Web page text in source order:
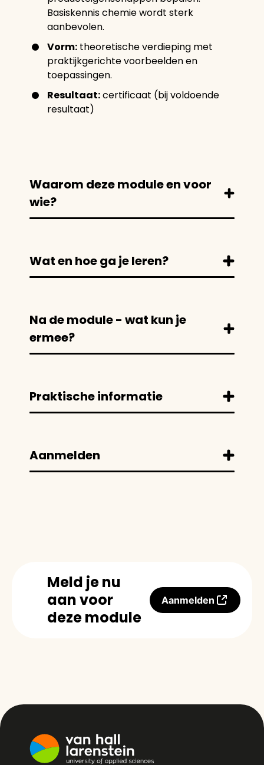
Basiskennis chemie wordt sterk
aanbevolen.
Vorm: theoretische verdieping met
praktijkgerichte voorbeelden en
toepassingen.
Resultaat:certificaat (bij voldoende
resultaat)
Waarom deze module en voor
wie?
Wat en hoe ga je leren?
Na de module - wat kun je
ermee?
Praktische informatie
Aanmelden
Meld je nu
aan voor
deze module
Aanmelden